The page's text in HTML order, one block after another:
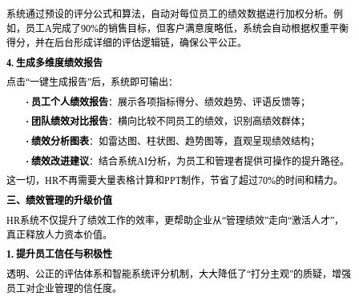
系统通过预设的评分公式和算法，自动对每位员工的绩效数据进行加权分析。例
如，员工A完成了90%的销售目标，但客户满意度略低，系统会自动根据权重平衡
得分，并在后台形成详细的评估逻辑链，确保公平公正。
4. 生成多维度绩效报告
点击“一键生成报告”后，系统即可输出：
· 员工个人绩效报告：展示各项指标得分、绩效趋势、评语反馈等；
· 团队绩效对比报告：横向比较不同员工的绩效，识别高绩效群体；
· 绩效分析图表：如雷达图、柱状图、趋势图等，直观呈现绩效结构；
· 绩效改进建议：结合系统AI分析，为员工和管理者提供可操作的提升路径。
这一切， HR不再需要大量表格计算和PPT制作，节省了超过70%的时间和精力。
三、绩效管理的升级价值
HR系统不仅提升了绩效工作的效率，更帮助企业从“管理绩效”走向“激活人才”，
真正释放人力资本价值。
1. 提升员工信任与积极性
透明、公正的评估体系和智能系统评分机制，大大降低了“打分主观”的质疑，增强
员工对企业管理的信任度。